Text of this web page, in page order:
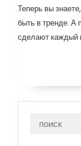
Теперь вы
быть в тренде. А
сделают каждый